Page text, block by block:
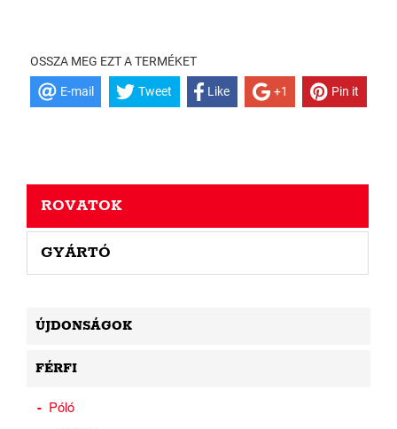
OSSZA MEG EZT A TERMÉKET
E-mail Tweet Like +1 Pin it
ROVATOK
GYÁRTÓ
ÚJDONSÁGOK
FÉRFI
Póló